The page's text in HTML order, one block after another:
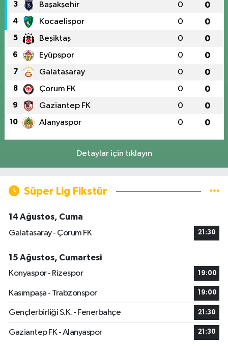
3 Başakşehir 0 0
4 Kocaelispor 0 0
5 Beşiktaş 0 0
6 Eyüpspor 0 0
7 Galatasaray 0 0
8 Çorum FK 0 0
9 Gaziantep FK 0 0
10 Alanyaspor 0 0
Detaylar için tıklayın
Süper Lig Fikstür
14 Ağustos, Cuma
Galatasaray - Çorum FK
21:30
15 Ağustos, Cumartesi
Konyaspor - Rizespor
19:00
Kasımpaşa - Trabzonspor 19:00
Gençlerbirliği S.K. - Fenerbahçe 21:30
Gaziantep FK - Alanyaspor 21:30